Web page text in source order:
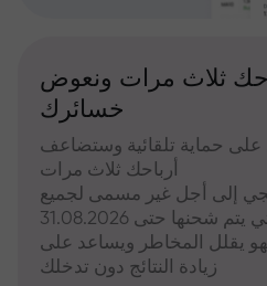
ثلاث مرات ونعوض
خسائرك
حماية تلقائية وستضاعف
أرباحك ثلاث مرات
إلى أجل غير مسمى لجميع
فهو يقلل المخاطر ويساعد على
زيادة النتائج دون تدخلك